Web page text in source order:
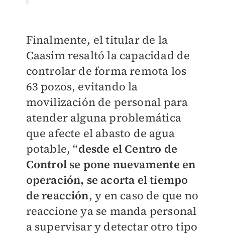
Finalmente, el titular de la
Caasim resaltó la capacidad de
controlar de forma remota los
63 pozos, evitando la
movilización de personal para
atender alguna problemática
que afecte el abasto de agua
potable, “desde el Centro de
Control se pone nuevamente en
operación, se acorta el tiempo
de reacción, y en caso de que no
reaccione ya se manda personal
a supervisar y detectar otro tipo